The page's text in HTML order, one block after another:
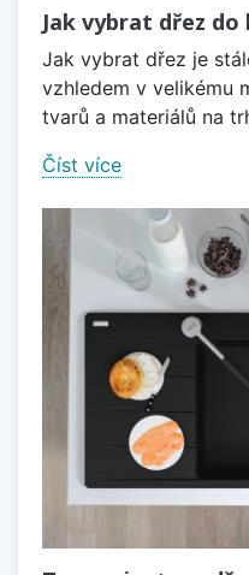
Jak vybrat dřez do
Jak vybrat dřez je
vzhledem v velikému
tvarů a materiálů na
Číst více